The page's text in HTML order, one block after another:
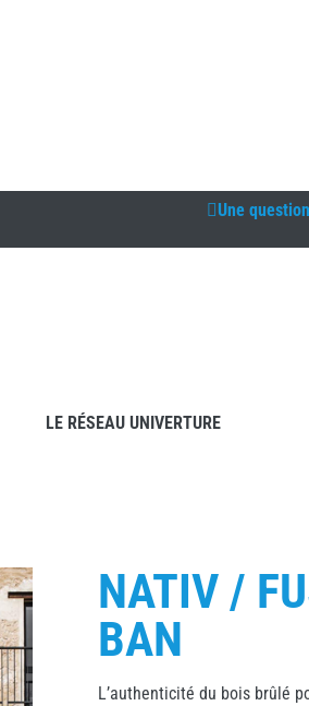
Une
LE RÉSEAU UNIVERTURE
NATIV /
BAN
L’authenticité du bois brûlé